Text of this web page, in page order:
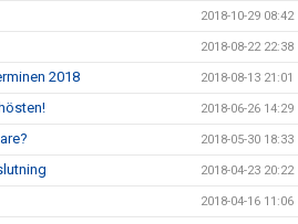
2018-10-29 08:42
2018-08-22 22:38
2018 2018-08-13 21:01
2018-06-26 14:29
2018-05-30 18:33
2018-04-23 20:22
2018-04-16 11:06